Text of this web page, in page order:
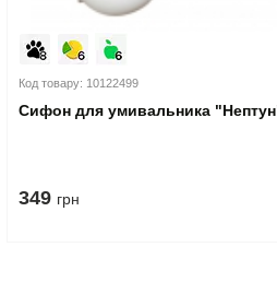
Код товару: 10122499
Сифон для умивальника
349 грн